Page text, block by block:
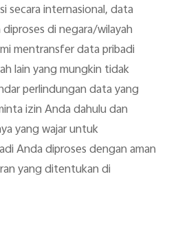
secara internasional, data
di negara/wilayah
mentransfer data pribadi
lain yang mungkin tidak
perlindungan data yang
izin Anda dahulu dan
yang wajar untuk
Anda diproses dengan aman
yang ditentukan di